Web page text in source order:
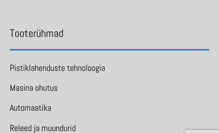
Tooterühmad
Pistiklahenduste tehnoloogia
Masina ohutus
Automaatika
Releed ja muundurid